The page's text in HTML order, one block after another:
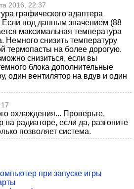
2016, 22:37
графического адаптера
Если под данным значением (88
максимальная температура
Немного снизить температуру
термопасты на более дорогую.
снизиться, если вы
блока дополнительные
один вентилятор на вдув и один
охлаждения... Проверьте,
на радиаторе, если да, разгоните
позволяет система.
при запуске игры